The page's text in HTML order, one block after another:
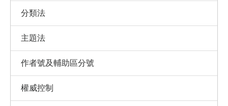
分類法
主題法
作者號及輔助區分號
權威控制